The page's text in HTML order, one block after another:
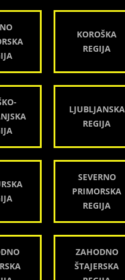
KOROŠKA
REGIJA
LJUBLJANSKA
REGIJA
SEVERNO
PRIMORSKA
REGIJA
ZAHODNO
ŠTAJERSKA